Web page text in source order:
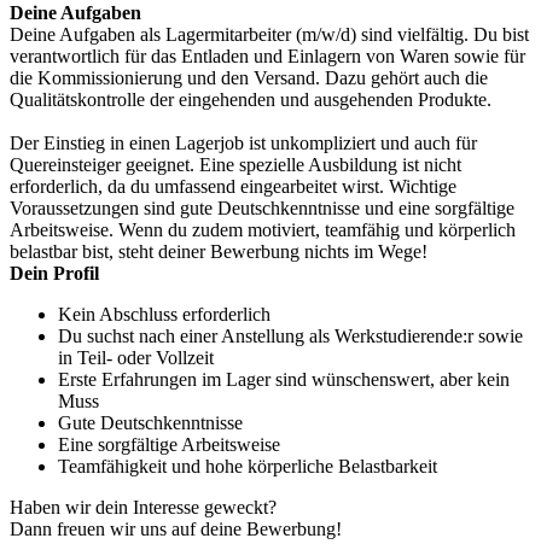
Deine Aufgaben
Deine Aufgaben als Lagermitarbeiter (m/w/d) sind vielfältig. Du bist
verantwortlich für das Entladen und Einlagern von Waren sowie für
die Kommissionierung und den Versand. Dazu gehört auch die
Qualitätskontrolle der eingehenden und ausgehenden Produkte.
Der Einstieg in einen Lagerjob ist unkompliziert und auch für
Quereinsteiger geeignet. Eine spezielle Ausbildung ist nicht
erforderlich, da du umfassend eingearbeitet wirst. Wichtige
Voraussetzungen sind gute Deutschkenntnisse und eine sorgfältige
Arbeitsweise. Wenn du zudem motiviert, teamfähig und körperlich
belastbar bist, steht deiner Bewerbung nichts im Wege!
Dein Profil
Kein Abschluss erforderlich
Du suchst nach einer Anstellung als Werkstudierende:r sowie
in Teil- oder Vollzeit
Erste Erfahrungen im Lager sind wünschenswert, aber kein
Muss
Gute Deutschkenntnisse
Eine sorgfältige Arbeitsweise
Teamfähigkeit und hohe körperliche Belastbarkeit
Haben wir dein Interesse geweckt?
Dann freuen wir uns auf deine Bewerbung!